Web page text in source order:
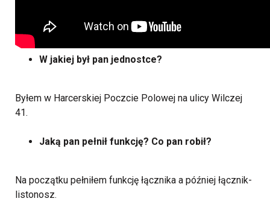
W jakiej był pan jednostce?
Byłem w Harcerskiej Poczcie Polowej na ulicy Wilczej
41.
Jaką pan pełnił funkcję? Co pan robił?
Na początku pełniłem funkcję łącznika a później łącznik-
listonosz.